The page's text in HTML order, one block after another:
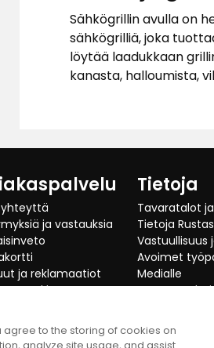
Sähkögrillin avulla on
sähkögrilliä, joka
löytää laadukkaan
kanasta, halloumista,
ja vastauksia
ja reklamaatiot
Verkko Osto
Tietoja
Tavaratalot
Tietoja
Vastuullisuus
Avoimet
Medialle
Investor
Testaajat
Kategoriat
agree to the storing of cookies on